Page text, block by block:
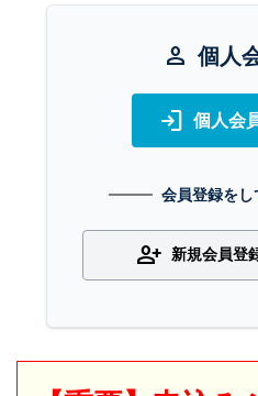
person 個人
login 個人会
会員登録を
person_add 新規会員登